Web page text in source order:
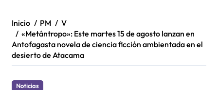
Inicio PM
V
«Metántropo»: Este martes 15 de agosto lanzan en
Antofagasta novela de ciencia ficción ambientada en el
desierto de Atacama
Noticias